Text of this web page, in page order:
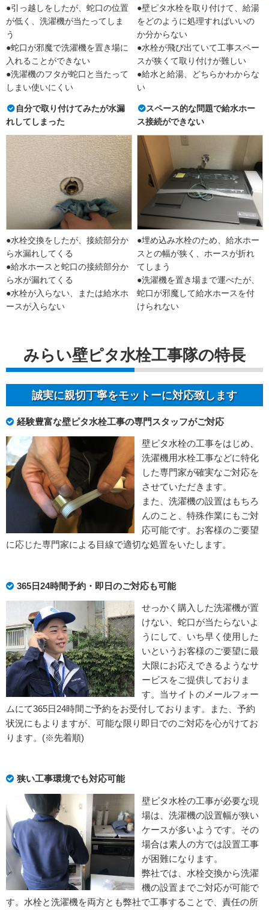
●引っ越しをしたが、蛇口の位置
が低く、洗濯機が当たってしま
う
●蛇口が邪魔で洗濯機を置き場に
入れることができない
●洗濯機のフタが蛇口と当たって
しまい使いにくい
●壁ピタ水栓を取り付けて、給湯
をどのように処理すればいいの
か分からない
●水栓が飛び出ていて工事スペー
スが狭くて取り付けが難しい
●給水と給湯、どちらかわからな
い
自分で取り付けてみたが水漏
れしてしまった
●水栓交換をしたが、接続部分か
ら水漏れしてくる
●給水ホースと蛇口の接続部分か
ら水が漏れてくる
●水栓が入らない、または給水ホ
ースが入らない
スペース的な問題で給水ホー
ス接続ができない
●埋め込み水栓のため、給水ホー
スとの幅が狭く、ホースが折れ
てしまう
●洗濯機を置き場まで運べたが、
蛇口が邪魔して給水ホースを付
けられない
みらい壁ピタ水栓工事隊の特長
誠実に親切丁寧をモットーに対応致します
経験豊富な壁ピタ水栓工事の専門スタッフがご対応
壁ピタ水栓の工事をはじめ、
洗濯機用水栓工事などに特化
した専門家が確実なご対応を
させていただきます。
また、洗濯機の設置はもちろ
んのこと、特殊作業にもご対
応可能です。お客様のご要望
に応じた専門家による目線で適切な処置をいたします。
365日24時間予約・即日のご対応も可能
せっかく購入した洗濯機が置
けない、蛇口が当たらないよ
うにして、いち早く使用した
いというお客様のご要望に最
大限にお応えできるようなサ
ービスをご提供しておりま
す。当サイトのメールフォー
ムにて365日24時間ご予約をお受付しております。また、予約
状況にもよりますが、可能な限り即日でのご対応を心がけてお
ります。(※先着順)
狭い工事環境でも対応可能
壁ピタ水栓の工事が必要な現
場は、洗濯機の設置幅が狭い
ケースが多いようです。その
場合は素人の方では設置工事
が困難になります。
弊社では、水栓交換から洗濯
機の設置までご対応が可能で
す。水栓と洗濯機を両方とも弊社で工事することで、責任の所